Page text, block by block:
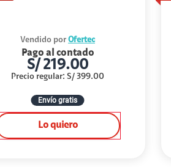
Vendido por Ofertec
Pago al contado
S/ 219.00
Precio regular: S/ 399.00
Envío gratis
Lo quiero